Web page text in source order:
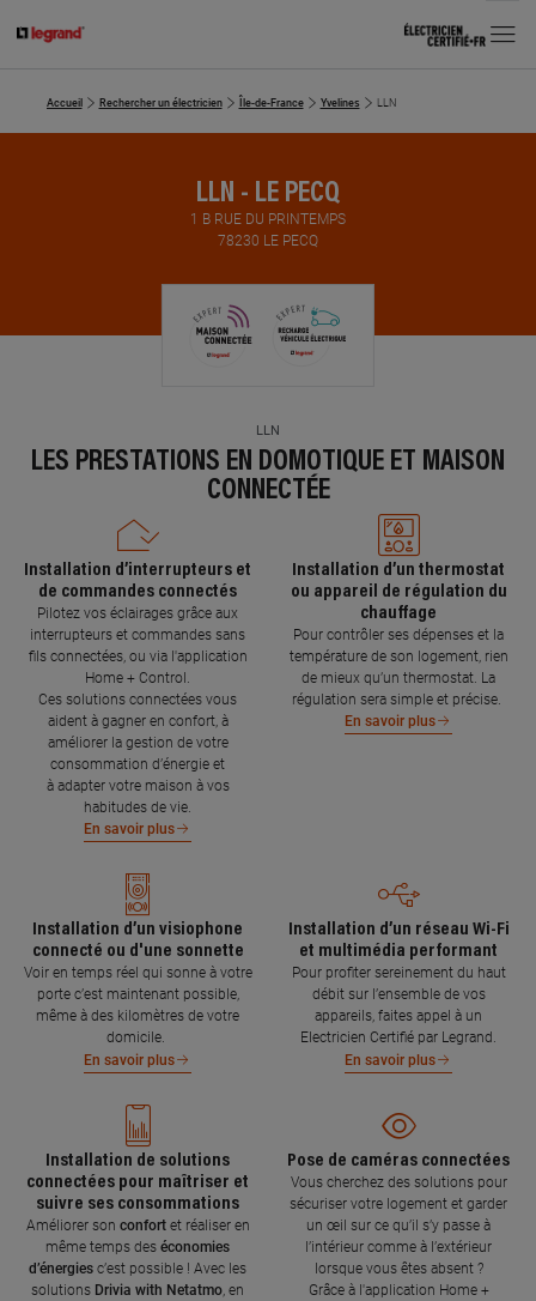
MENU
Accueil Rechercher un électricien Île-de-France Yvelines LLN
LLN - LE PECQ
1 B RUE DU PRINTEMPS
78230 LE PECQ
LLN
LES PRESTATIONS EN DOMOTIQUE ET MAISON
CONNECTÉE
Installation d’interrupteurs et
de commandes connectés
Pilotez vos éclairages grâce aux
interrupteurs et commandes sans
fils connectées, ou via l'application
Home + Control.
Ces solutions connectées vous
aident à gagner en confort, à
améliorer la gestion de votre
consommation d’énergie et
à adapter votre maison à vos
habitudes de vie.
En savoir plus
Installation d’un thermostat
ou appareil de régulation du
chauffage
Pour contrôler ses dépenses et la
température de son logement, rien
de mieux qu’un thermostat. La
régulation sera simple et précise.
En savoir plus
Installation d’un visiophone
connecté ou d'une sonnette
Voir en temps réel qui sonne à votre
porte c’est maintenant possible,
même à des kilomètres de votre
domicile.
En savoir plus
Installation d’un réseau Wi-Fi
et multimédia performant
Pour profiter sereinement du haut
débit sur l’ensemble de vos
appareils, faites appel à un
Electricien Certifié par Legrand.
En savoir plus
Installation de solutions
connectées pour maîtriser et
suivre ses consommations
Améliorer son confort et réaliser en
même temps des économies
d’énergies c’est possible ! Avec les
solutions Drivia with Netatmo , en
Pose de caméras connectées
Vous cherchez des solutions pour
sécuriser votre logement et garder
un œil sur ce qu’il s’y passe à
l’intérieur comme à l’extérieur
lorsque vous êtes absent ?
Grâce à l'application Home +